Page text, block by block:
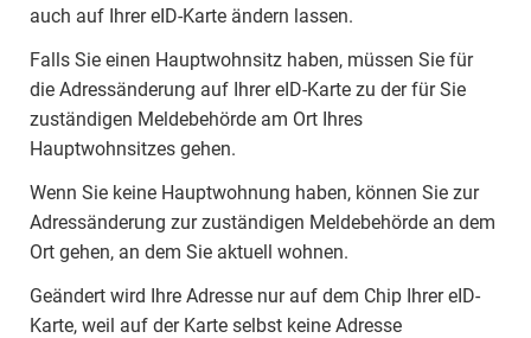
auch auf Ihrer eID-Karte ändern lassen.
Falls Sie einen Hauptwohnsitz haben, müssen Sie für
die Adressänderung auf Ihrer eID-Karte zu der für Sie
zuständigen Meldebehörde am Ort Ihres
Hauptwohnsitzes gehen.
Wenn Sie keine Hauptwohnung haben, können Sie zur
Adressänderung zur zuständigen Meldebehörde an dem
Ort gehen, an dem Sie aktuell wohnen.
Geändert wird Ihre Adresse nur auf dem Chip Ihrer eID-
Karte, weil auf der Karte selbst keine Adresse